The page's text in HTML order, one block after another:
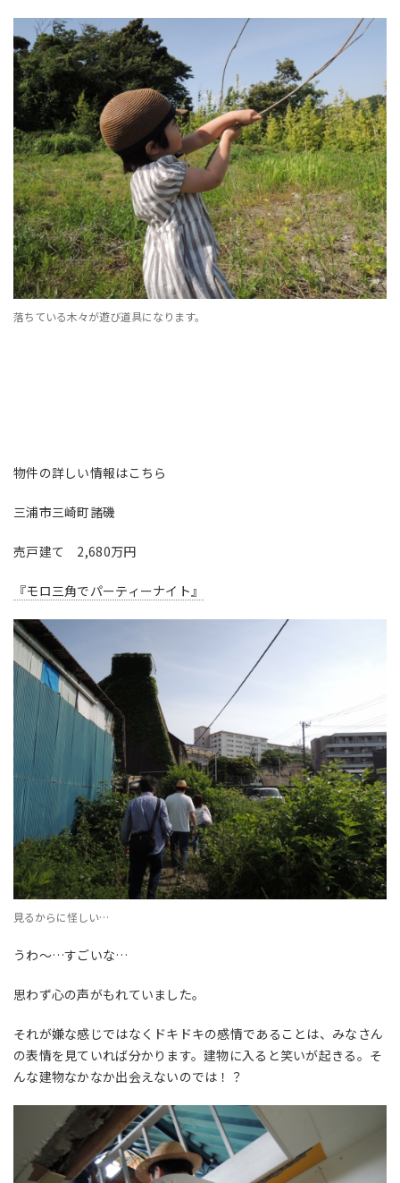
落ちている木々が遊び道具になります。
物件の詳しい情報はこちら
三浦市三崎町諸磯
売戸建て 2,680万円
『モロ三角でパーティーナイト』
見るからに怪しい…
うわ～…すごいな…
思わず心の声がもれていました。
それが嫌な感じではなくドキドキの感情であることは、みなさん
の表情を見ていれば分かります。建物に入ると笑いが起きる。そ
んな建物なかなか出会えないのでは！？